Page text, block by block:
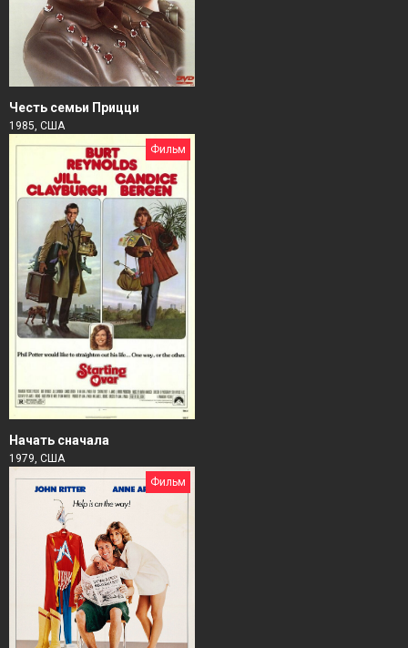
Честь семьи Прицци
1985, США
Фильм
Начать сначала
1979, США
Фильм